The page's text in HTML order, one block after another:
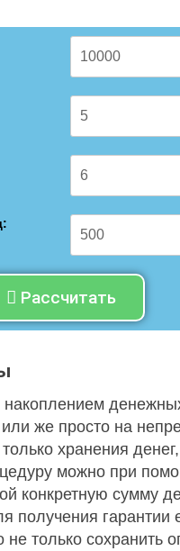
Рассчитать
же просто на
хранения
можно при
конкретную сумму
получения гарантии
только сохранить